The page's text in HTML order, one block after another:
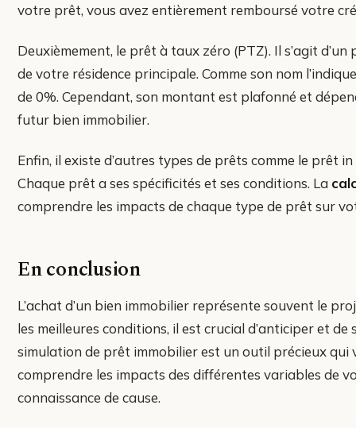
votre prêt, vous avez entièrement remboursé votre
Deuxièmement, le prêt à taux zéro (PTZ). Il s’agit
de votre résidence principale. Comme son nom
de 0%. Cependant, son montant est plafonné et
futur bien immobilier.
Enfin, il existe d’autres types de prêts comme le prêt
Chaque prêt a ses spécificités et ses conditions. La
comprendre les impacts de chaque type de prêt sur
En conclusion
L’achat d’un bien immobilier représente souvent le
les meilleures conditions, il est crucial d’anticiper et
simulation de prêt immobilier est un outil précieux qui
comprendre les impacts des différentes variables de
connaissance de cause.